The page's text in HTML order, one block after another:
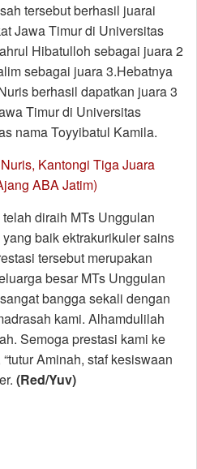
tersebut berhasil juarai
Jawa Timur di Universitas
Hibatulloh sebagai juara 2
sebagai juara 3.Hebatnya
berhasil dapatkan juara 3
Timur di Universitas
nama Toyyibatul Kamila.
Kantongi Tiga Juara
ABA Jatim)
diraih MTs Unggulan
baik ektrakurikuler sains
tersebut merupakan
besar MTs Unggulan
bangga sekali dengan
kami. Alhamdulilah
Semoga prestasi kami ke
Aminah, staf kesiswaan
(Red/Yuv)